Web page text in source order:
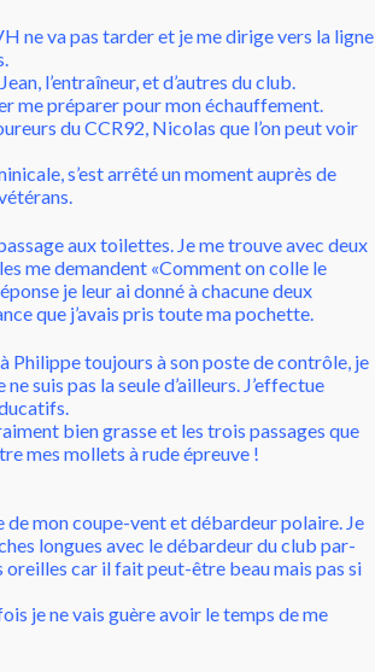
ne va pas tarder et je me dirige vers la ligne
l’entraîneur, et d’autres du club.
me préparer pour mon échauffement.
du CCR92, Nicolas que l’on peut voir
s’est arrêté un moment auprès de
aux toilettes. Je me trouve avec deux
me demandent «Comment on colle le
je leur ai donné à chacune deux
que j’avais pris toute ma pochette.
Philippe toujours à son poste de contrôle, je
suis pas la seule d’ailleurs. J’effectue
bien grasse et les trois passages que
mes mollets à rude épreuve !
mon coupe-vent et débardeur polaire. Je
longues avec le débardeur du club par-
oreilles car il fait peut-être beau mais pas si
je ne vais guère avoir le temps de me